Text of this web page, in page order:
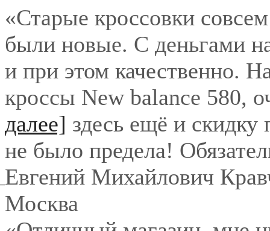
«Старые кроссовки
были новые. С деньгами
и при этом качественно.
кроссы New balance 580,
далее] здесь ещё и
не было предела!
Евгений Михайлович
Москва